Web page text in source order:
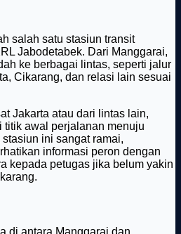
salah satu stasiun transit
Jabodetabek. Dari Manggarai,
ke berbagai lintas, seperti jalur
Cikarang, dan relasi lain sesuai
Jakarta atau dari lintas lain,
titik awal perjalanan menuju
ini sangat ramai,
informasi peron dengan
kepada petugas jika belum yakin
di antara Manggarai dan